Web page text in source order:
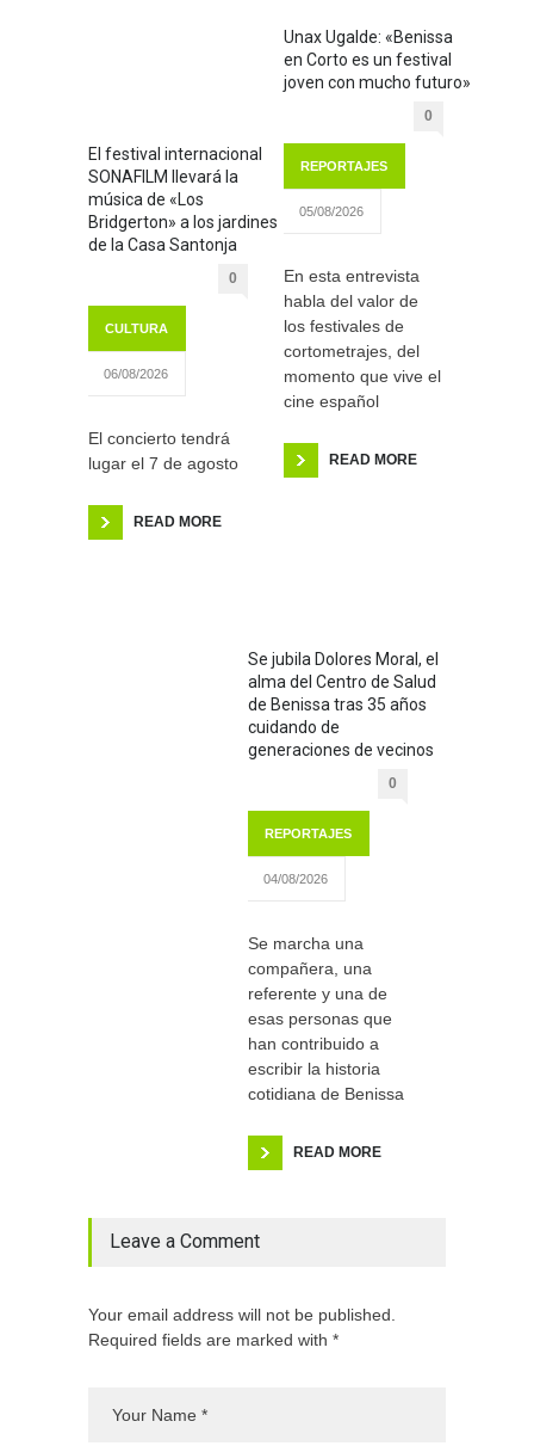
El festival internacional
SONAFILM llevará la
música de «Los
Bridgerton» a los jardines
de la Casa Santonja
0
CULTURA
06/08/2026
El concierto tendrá
lugar el 7 de agosto
READ MORE
Unax Ugalde: «Benissa
en Corto es un festival
joven con mucho futuro»
0
REPORTAJES
05/08/2026
En esta entrevista
habla del valor de
los festivales de
cortometrajes, del
momento que vive el
cine español
READ MORE
Se jubila Dolores Moral, el
alma del Centro de Salud
de Benissa tras 35 años
cuidando de
generaciones de vecinos
0
REPORTAJES
04/08/2026
Se marcha una
compañera, una
referente y una de
esas personas que
han contribuido a
escribir la historia
cotidiana de Benissa
READ MORE
Leave a Comment
Your email address will not be published.
Required fields are marked with *